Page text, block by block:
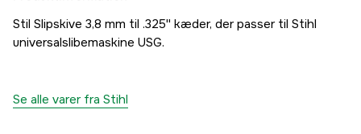
Stil Slipskive 3,8 mm til .325'' kæder, der passer til Stihl
universalslibemaskine USG.
Se alle varer fra Stihl